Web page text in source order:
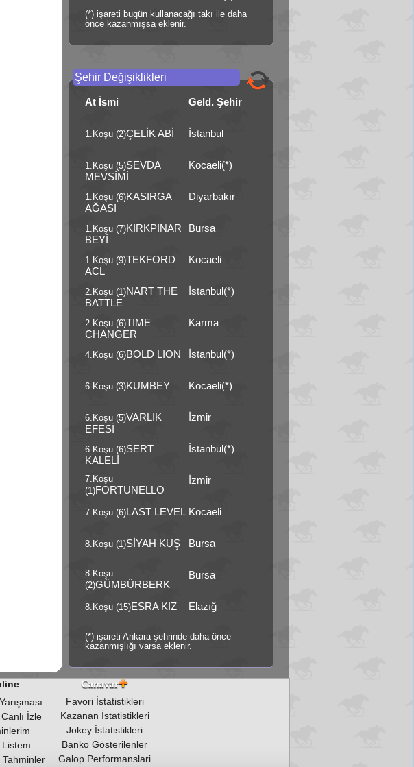
(*) işareti bugün kullanacağı takı ile daha
önce kazanmışsa eklenir.
Şehir Değişiklikleri
At İsmi Geld. Şehir
1.Koşu (2)ÇELİK ABİ İstanbul
1.Koşu (5)SEVDA
MEVSİMİ
Kocaeli(*)
1.Koşu (6)KASIRGA
AĞASI
Diyarbakır
1.Koşu (7)KIRKPINAR
BEYİ
Bursa
1.Koşu (9)TEKFORD
ACL
Kocaeli
2.Koşu (1)NART THE
BATTLE
İstanbul(*)
2.Koşu (6)TIME
CHANGER
Karma
4.Koşu (6)BOLD LION İstanbul(*)
6.Koşu (3)KUMBEY Kocaeli(*)
6.Koşu (5)VARLIK
EFESİ
İzmir
6.Koşu (6)SERT
KALELİ
İstanbul(*)
7.Koşu
(1)FORTUNELLO
İzmir
7.Koşu (6)LAST LEVEL Kocaeli
8.Koşu (1)SİYAH KUŞ Bursa
8.Koşu
(2)GÜMBÜRBERK
Bursa
8.Koşu (15)ESRA KIZ Elazığ
(*) işareti Ankara şehrinde daha önce
kazanmışlığı varsa eklenir.
İzle
Listem
Favori İstatistikleri
Kazanan İstatistikleri
Jokey İstatistikleri
Banko Gösterilenler
Galop Performanslari